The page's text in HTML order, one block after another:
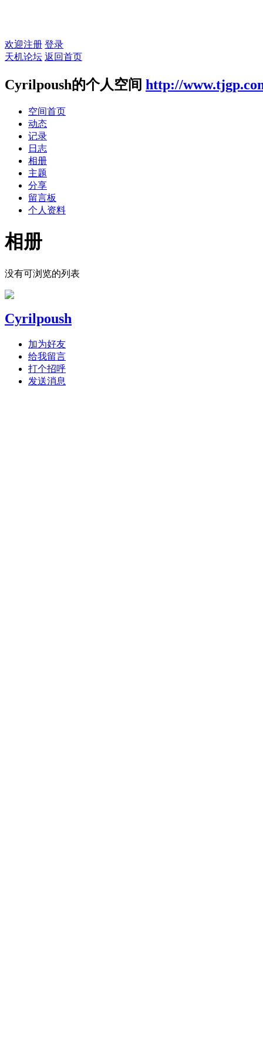
欢迎注册 登录
天机论坛 返回首页
Cyrilpoush的个人空间 http://
空间首页
动态
记录
日志
相册
主题
分享
留言板
个人资料
相册
没有可浏览的列表
Cyrilpoush
加为好友
给我留言
打个招呼
发送消息